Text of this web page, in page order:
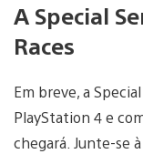
A Special
Races
Em breve, a
PlayStation 4 e
chegará. Junte-se